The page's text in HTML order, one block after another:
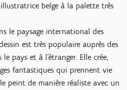
belge à la palette très
le paysage international des
est très populaire auprès des
pays et à l'étranger. Elle crée,
fantastiques qui prennent vie
peint de manière réaliste avec un